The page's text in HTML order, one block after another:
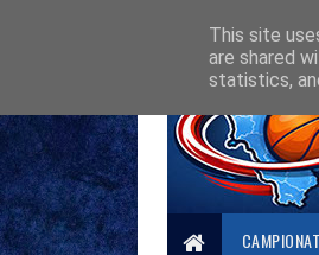
This site
are shared
statistics,